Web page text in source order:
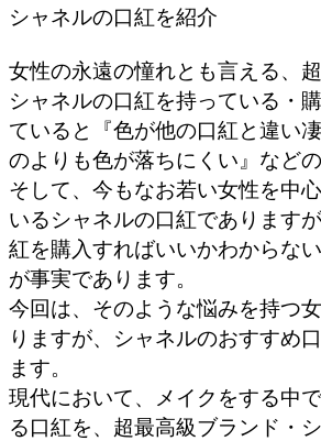
シャネルの口紅を紹介
女性の永遠の憧れとも言える、
シャネルの口紅を持っている・
ていると『色が他の口紅と違い
のよりも色が落ちにくい』など
そして、今もなお若い女性を中
いるシャネルの口紅であります
紅を購入すればいいかわからな
が事実であります。
今回は、そのような悩みを持つ
りますが、シャネルのおすすめ
ます。
現代において、メイクをする中
る口紅を、超最高級ブランド・